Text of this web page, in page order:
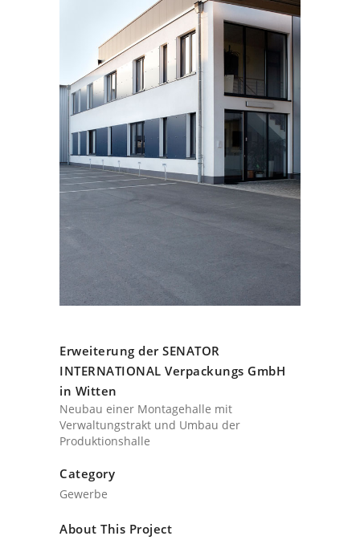
Erweiterung der SENATOR
INTERNATIONAL Verpackungs GmbH
in Witten
Neubau einer Montagehalle mit
Verwaltungstrakt und Umbau der
Produktionshalle
Category
Gewerbe
About This Project